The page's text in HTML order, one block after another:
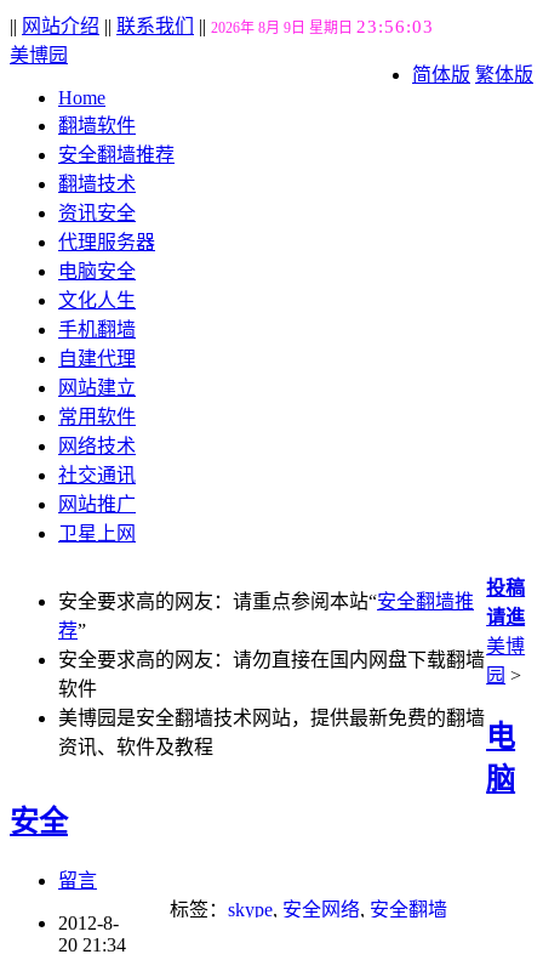
|| 网站介绍 || 联系我们 || 2026年 8月 9日 星期日 23:56:03
简体版 繁体版
美博园
Home
翻墙软件
安全翻墙推荐
翻墙技术
资讯安全
代理服务器
电脑安全
文化人生
手机翻墙
自建代理
网站建立
常用软件
网络技术
社交通讯
网站推广
卫星上网
安全要求高的网友：请重点参阅本站“安全翻墙推
荐”
安全要求高的网友：请勿直接在国内网盘下载翻墙
软件
美博园是安全翻墙技术网站，提供最新免费的翻墙
资讯、软件及教程
投稿
请進
美博
园 >
电
脑
安全
留言
标签： skype, 安全网络, 安全翻墙
2012-8-
20 21:34